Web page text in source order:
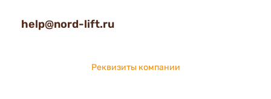
help@nord-lift.ru
Реквизиты компании